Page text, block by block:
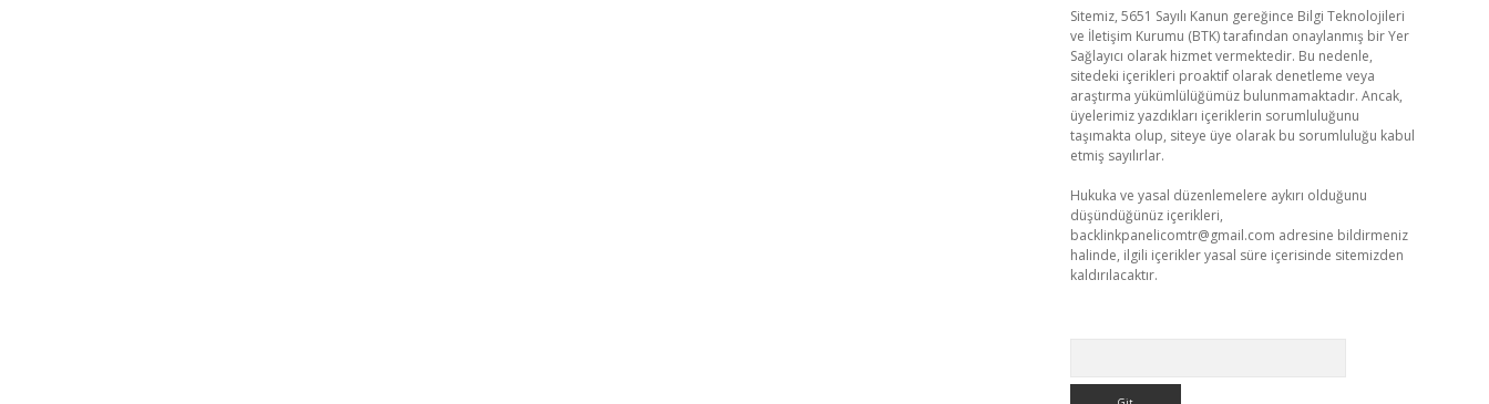
Sitemiz, 5651 Sayılı Kanun gereğince Bilgi Teknolojileri
ve İletişim Kurumu (BTK) tarafından onaylanmış bir Yer
Sağlayıcı olarak hizmet vermektedir. Bu nedenle,
sitedeki içerikleri proaktif olarak denetleme veya
araştırma yükümlülüğümüz bulunmamaktadır. Ancak,
üyelerimiz yazdıkları içeriklerin sorumluluğunu
taşımakta olup, siteye üye olarak bu sorumluluğu kabul
etmiş sayılırlar.
Hukuka ve yasal düzenlemelere aykırı olduğunu
düşündüğünüz içerikleri,
backlinkpanelicomtr@gmail.com adresine bildirmeniz
halinde, ilgili içerikler yasal süre içerisinde sitemizden
kaldırılacaktır.